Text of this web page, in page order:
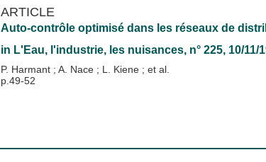
ARTICLE
Auto-contrôle optimisé dans les réseaux de
in L'Eau, l'industrie, les nuisances, n° 225, 10/11/
P. Harmant ; A. Nace ; L. Kiene ; et al.
p.49-52